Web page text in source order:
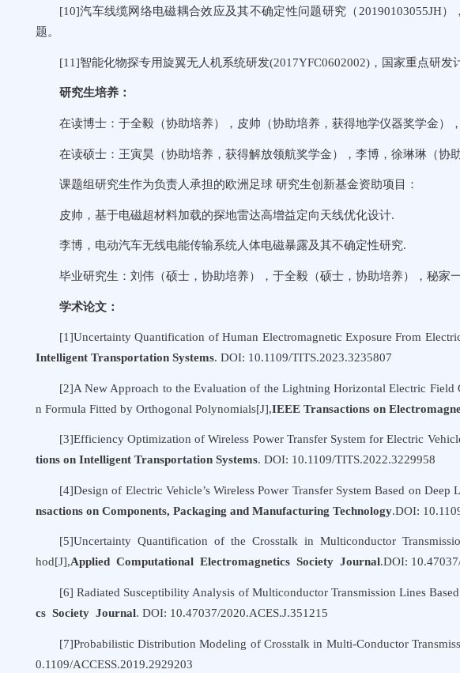
[10]汽车线缆网络电磁耦合效应及其不确定性问题研究（20190103055JH
题。
[11]智能化物探专用旋翼无人机系统研发(2017YFC0602002)，国家重点研发
研究生培养：
在读博士：于全毅（协助培养），皮帅（协助培养，获得地学仪器奖学金）
在读硕士：王寅昊（协助培养，获得解放领航奖学金），李博，徐琳琳（协
课题组研究生作为负责人承担的欧洲足球 研究生创新基金资助项目：
皮帅，基于电磁超材料加载的探地雷达高增益定向天线优化设计.
李博，电动汽车无线电能传输系统人体电磁暴露及其不确定性研究.
毕业研究生：刘伟（硕士，协助培养），于全毅（硕士，协助培养），秘家
学术论文：
[1]Uncertainty Quantification of Human Electromagnetic Exposure From
Intelligent Transportation Systems. DOI: 10.1109/TITS.2023.3235807
[2]A New Approach to the Evaluation of the Lightning Horizontal Electric Field
n Formula Fitted by Orthogonal Polynomials[J],IEEE Transactions on
[3]Efficiency Optimization of Wireless Power Transfer System for Electric
tions on Intelligent Transportation Systems. DOI: 10.1109/TITS.2022.3229958
[4]Design of Electric Vehicle’s Wireless Power Transfer System Based on
nsactions on Components, Packaging and Manufacturing Technology.DOI:
[5]Uncertainty Quantification of the Crosstalk in Multiconductor
hod[J],Applied Computational Electromagnetics Society Journal.DOI:
[6] Radiated Susceptibility Analysis of Multiconductor Transmission Lines
cs Society Journal. DOI: 10.47037/2020.ACES.J.351215
[7]Probabilistic Distribution Modeling of Crosstalk in Multi-Conductor
0.1109/ACCESS.2019.2929203